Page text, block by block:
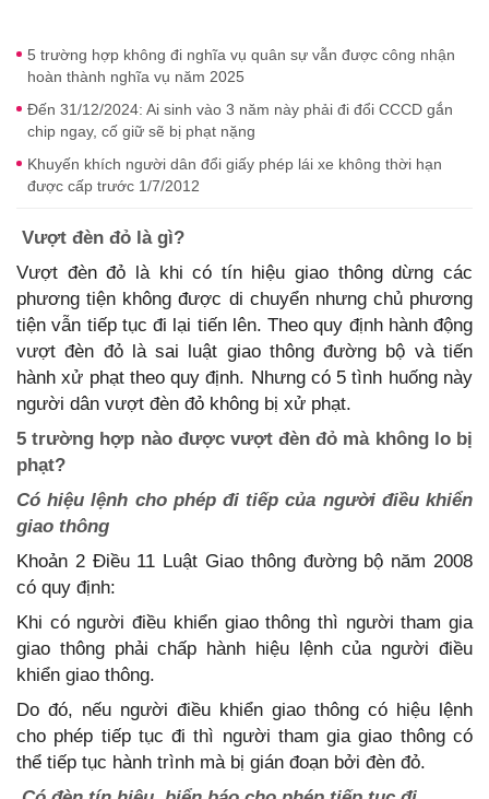
5 trường hợp không đi nghĩa vụ quân sự vẫn được công nhận
hoàn thành nghĩa vụ năm 2025
Đến 31/12/2024: Ai sinh vào 3 năm này phải đi đổi CCCD gắn
chip ngay, cố giữ sẽ bị phạt nặng
Khuyến khích người dân đổi giấy phép lái xe không thời hạn
được cấp trước 1/7/2012
Vượt đèn đỏ là gì?
Vượt đèn đỏ là khi có tín hiệu giao thông dừng các
phương tiện không được di chuyển nhưng chủ phương
tiện vẫn tiếp tục đi lại tiến lên. Theo quy định hành động
vượt đèn đỏ là sai luật giao thông đường bộ và tiến
hành xử phạt theo quy định. Nhưng có 5 tình huống này
người dân vượt đèn đỏ không bị xử phạt.
5 trường hợp nào được vượt đèn đỏ mà không lo bị
phạt?
Có hiệu lệnh cho phép đi tiếp của người điều khiển
giao thông
Khoản 2 Điều 11 Luật Giao thông đường bộ năm 2008
có quy định:
Khi có người điều khiển giao thông thì người tham gia
giao thông phải chấp hành hiệu lệnh của người điều
khiển giao thông.
Do đó, nếu người điều khiển giao thông có hiệu lệnh
cho phép tiếp tục đi thì người tham gia giao thông có
thể tiếp tục hành trình mà bị gián đoạn bởi đèn đỏ.